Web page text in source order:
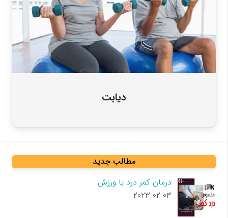
دیابت
مطالب جدید
درمان کمر درد با ورزش
2023-02-03